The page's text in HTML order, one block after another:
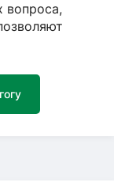
вопроса,